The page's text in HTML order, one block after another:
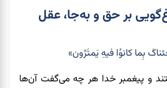
بر حق و به‌جا، عقل
بِما کانوُا فیهِ یَمتَرُون»
و پیغمبر خدا هر چه می‌گفت آن‌ها